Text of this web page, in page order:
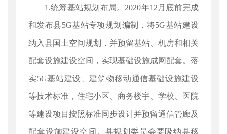
1.统筹基站规划布局。2020年12月底前完成
和发布县5G基站专项规划编制，将5G基站建设
纳入县国土空间规划，并预留基站、机房和相关
配套设施建设空间，实现基础设施成网配套。落
实5G基站建设、建筑物移动通信基础设施建设
等技术标准，住宅小区、商务楼宇、学校、医院
等建设项目按照标准同步设计并预留通信管廊及
配套设施建设空间。县规划委员会要吸纳县移